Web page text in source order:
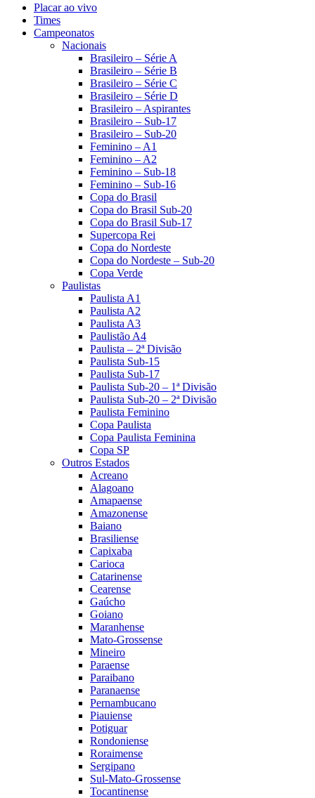
Placar ao vivo
Times
Campeonatos
Nacionais
Brasileiro – Série A
Brasileiro – Série B
Brasileiro – Série C
Brasileiro – Série D
Brasileiro – Aspirantes
Brasileiro – Sub-17
Brasileiro – Sub-20
Feminino – A1
Feminino – A2
Feminino – Sub-18
Feminino – Sub-16
Copa do Brasil
Copa do Brasil Sub-20
Copa do Brasil Sub-17
Supercopa Rei
Copa do Nordeste
Copa do Nordeste – Sub-20
Copa Verde
Paulistas
Paulista A1
Paulista A2
Paulista A3
Paulistão A4
Paulista – 2ª Divisão
Paulista Sub-15
Paulista Sub-17
Paulista Sub-20 – 1ª Divisão
Paulista Sub-20 – 2ª Divisão
Paulista Feminino
Copa Paulista
Copa Paulista Feminina
Copa SP
Outros Estados
Acreano
Alagoano
Amapaense
Amazonense
Baiano
Brasiliense
Capixaba
Carioca
Catarinense
Cearense
Gaúcho
Goiano
Maranhense
Mato-Grossense
Mineiro
Paraense
Paraibano
Paranaense
Pernambucano
Piauiense
Potiguar
Rondoniense
Roraimense
Sergipano
Sul-Mato-Grossense
Tocantinense